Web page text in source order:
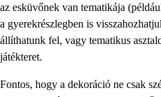
az esküvőnek van tematikája
a gyerekrészlegben is
állíthatunk fel, vagy tematikus
játékteret.
Fontos, hogy a dekoráció ne csak